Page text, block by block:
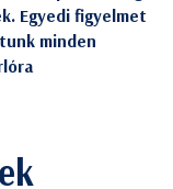
Egyedi figyelmet
minden